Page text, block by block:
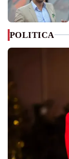
POLITICA